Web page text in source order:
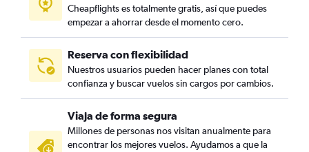
Cheapflights es totalmente gratis, así que puedes
empezar a ahorrar desde el momento cero.
Reserva con flexibilidad
Nuestros usuarios pueden hacer planes con total
confianza y buscar vuelos sin cargos por cambios.
Viaja de forma segura
Millones de personas nos visitan anualmente para
encontrar los mejores vuelos. Ayudamos a que la